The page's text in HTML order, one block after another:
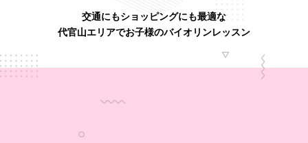
交通にもショッピングにも最適な
代官山エリアでお子様のバイオリンレッスン